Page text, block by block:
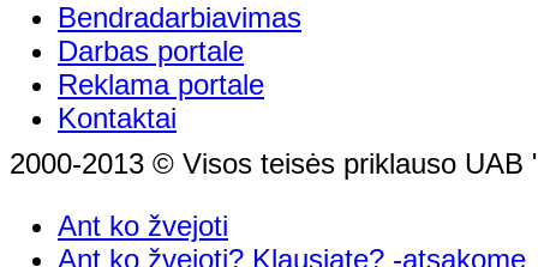
Bendradarbiavimas
Darbas portale
Reklama portale
Kontaktai
2000-2013 © Visos teisės priklauso UAB
Ant ko žvejoti
Ant ko žvejoti? Klausiate? -atsakome